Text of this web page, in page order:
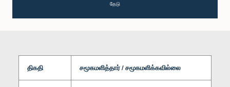
தேடு
திகதி சமூகமளித்தார் / சமூகமளிக்கவில்லை